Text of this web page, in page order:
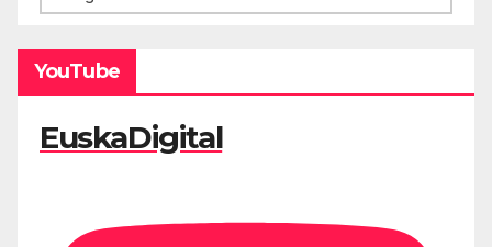
YouTube
EuskaDigital